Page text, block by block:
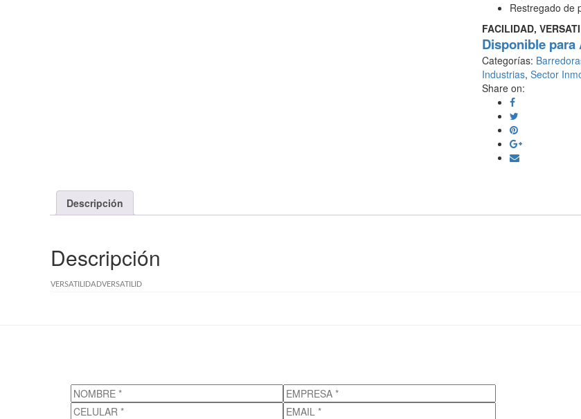
Restregado de
FACILIDAD,
Disponible para
Categorías:
Industrias, Sector
Share on:
Descripción
Descripción
VERSATILIDADVERSATILID